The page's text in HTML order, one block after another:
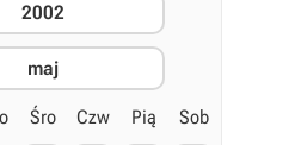
2002
maj
Śro Czw Pią Sob